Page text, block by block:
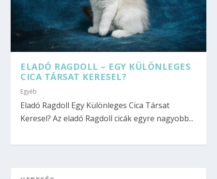
ELADÓ RAGDOLL – EGY KÜLÖNLEGES
CICA TÁRSAT KERESEL?
Egyéb
Eladó Ragdoll Egy Különleges Cica Társat
Keresel? Az eladó Ragdoll cicák egyre nagyobb...